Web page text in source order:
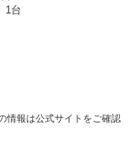
1台
情報は公式サイトをご確認